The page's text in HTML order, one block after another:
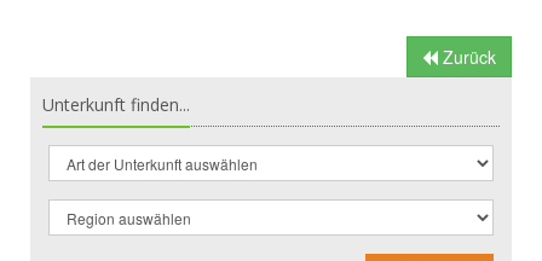
Zurück
Unterkunft finden...